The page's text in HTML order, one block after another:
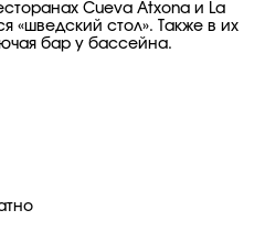
Cueva Atxona и La
«шведский стол». Также в их
бар у бассейна.